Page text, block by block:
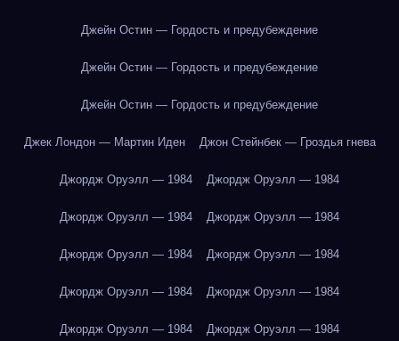
Джейн Остин — Гордость и предубеждение
Джейн Остин — Гордость и предубеждение
Джейн Остин — Гордость и предубеждение
Джек Лондон — Мартин Иден Джон Стейнбек — Гроздья гнева
Джордж Оруэлл — 1984 Джордж Оруэлл — 1984
Джордж Оруэлл — 1984 Джордж Оруэлл — 1984
Джордж Оруэлл — 1984 Джордж Оруэлл — 1984
Джордж Оруэлл — 1984 Джордж Оруэлл — 1984
Джордж Оруэлл — 1984 Джордж Оруэлл — 1984